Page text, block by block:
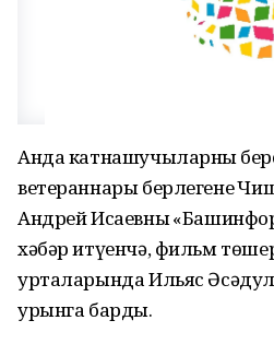
Анда катнашучыларның
ветераннары берлегенең
Андрей Исаевның
хәбәр итүенчә, фильм
урталарында Ильяс
урынга барды.